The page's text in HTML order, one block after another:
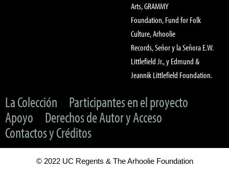
Arts, GRAMMY
Foundation, Fund for Folk
Culture, Arhoolie
Records, Señor y la Señora E.W.
Littlefield Jr., y Edmund &
Jeannik Littlefield Foundation.
La Colección
Participantes en el proyecto
Apoyo
Derechos de Autor y Acceso
Contactos y Créditos
© 2022 UC Regents & The Arhoolie Foundation